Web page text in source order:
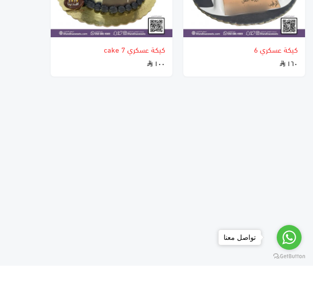
كيكة عسكري 6
١٦٠
كيكة عسكري 7 cake
١٠٠
تواصل معنا